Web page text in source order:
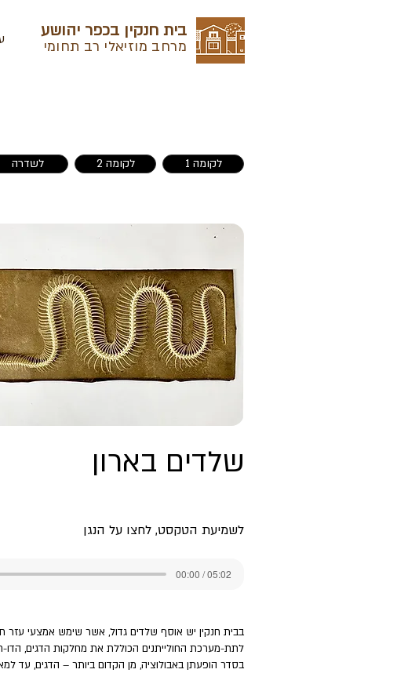
בית חנקין בכפר יהושע
מרחב מוזיאלי רב תחומי
לשדרה לקומה 2 לקומה 1
שלדים בארון
לשמיעת הטקסט, לחצו על הנגן
00:00 / 05:02
בבית חנקין יש אוסף שלדים גדול, אשר שימש אמצעי עזר
לתת-מערכת החולייתנים הכוללת את מחלקות הדגים, הדו-
בסדר הופעתן באבולוציה, מן הקדום ביותר – הדגים, עד